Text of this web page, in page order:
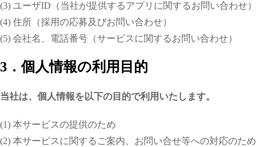
(3) ユーザID（当社が提供するアプリに関するお問い合わせ）
(4) 住所（採用の応募及びお問い合わせ）
(5) 会社名、電話番号（サービスに関するお問い合わせ）
3．個人情報の利用目的
当社は、個人情報を以下の目的で利用いたします。
(1) 本サービスの提供のため
(2) 本サービスに関するご案内、お問い合せ等への対応のため